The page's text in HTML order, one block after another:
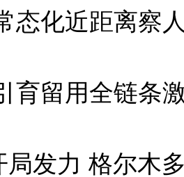
态化近距离察
育留用全链条
局发力 格尔木